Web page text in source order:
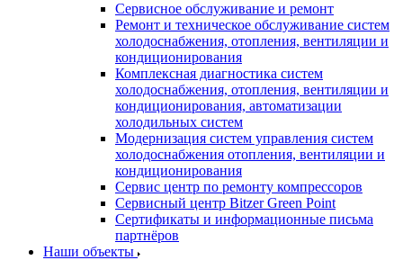
Сервисное обслуживание и ремонт
Ремонт и техническое обслуживание систем
холодоснабжения, отопления, вентиляции и
кондиционирования
Комплексная диагностика систем
холодоснабжения, отопления, вентиляции и
кондиционирования, автоматизации
холодильных систем
Модернизация систем управления систем
холодоснабжения отопления, вентиляции и
кондиционирования
Сервис центр по ремонту компрессоров
Сервисный центр Bitzer Green Point
Сертификаты и информационные письма
партнёров
Наши объекты